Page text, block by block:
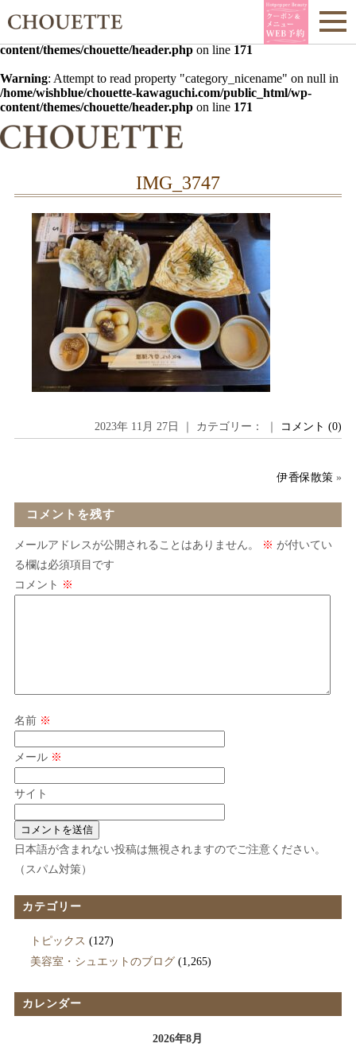
Warning : Undefined array key 0 in
/home/wishblue/chouette-
content/themes/chouette/header.php on line 171
Warning: Attempt to read property "category_nicename" on null in
/home/wishblue/chouette-kawaguchi.com/public_html/wp-
content/themes/chouette/header.php on line 171
IMG_3747
2023年 11月 27日 ｜ カテゴリー： ｜ コメント (0)
伊香保散策 »
コメントを残す
メールアドレスが公開されることはありません。 ※ が付いてい
る欄は必須項目です
コメント ※
名前 ※
メール ※
サイト
日本語が含まれない投稿は無視されますのでご注意ください。
（スパム対策）
カテゴリー
トピックス (127)
美容室・シュエットのブログ(1,265)
カレンダー
2026年8月